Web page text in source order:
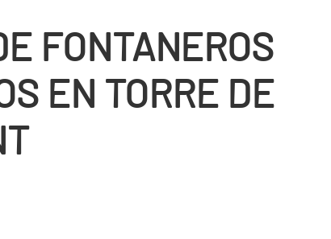
FONTANEROS
EN TORRE DE